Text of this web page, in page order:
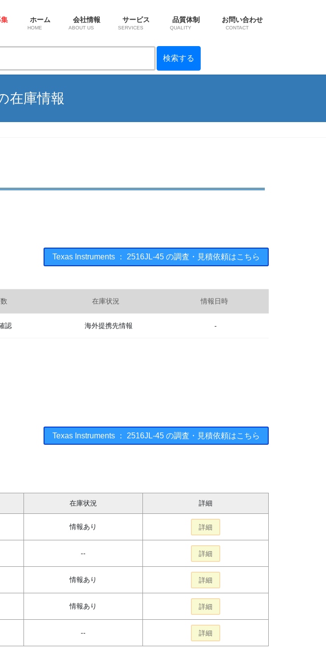
ホーム
HOME
会社情報
ABOUT US
サービス
SERVICES
品質体制
QUALITY
お問い合わせ
CONTACT
在庫情報
Texas Instruments ： 2516JL-45 の調査・見積依頼はこちら
在庫状況 情報日時
認 海外提携先情報 -
Texas Instruments ： 2516JL-45 の調査・見積依頼はこちら
在庫状況 詳細
情報あり 詳細
-- 詳細
情報あり 詳細
情報あり 詳細
-- 詳細